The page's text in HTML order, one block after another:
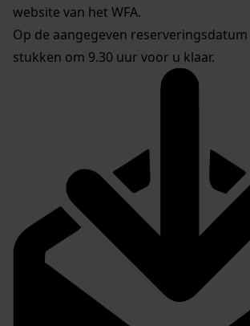
website van het WFA.
Op de aangegeven
stukken om 9.30 uur voor u klaar.